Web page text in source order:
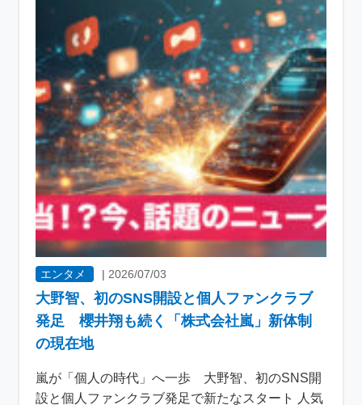
エンタメ |2026/07/03
大野智、初のSNS開設と個人ファンクラブ
発足 櫻井翔も続く「株式会社嵐」新体制
の現在地
嵐が「個人の時代」へ一歩 大野智、初のSNS開
設と個人ファンクラブ発足で新たなスタート 人気